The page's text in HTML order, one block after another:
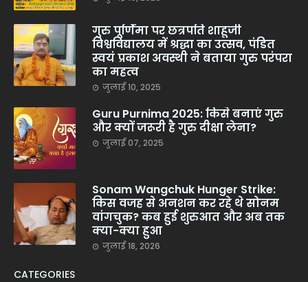
गुरु पूर्णिमा पर छत्रपति शाहूजी
विश्वविद्यालय में श्रद्धा का उत्सव, पंडित
स्वयं प्रकाश अवस्थी ने बताया गुरु परंपरा
का महत्व
जुलाई 10, 2025
Guru Purnima 2025: किसे बनाएं गुरु
और क्यों जरूरी है गुरु दीक्षा लेना?
जुलाई 07, 2025
Sonam Wangchuk Hunger Strike:
किस वजह से अनशन कर रहे थे सोनम
वांगचुक? कब हुई शुरुआत और अब तक
क्या-क्या हुआ
जुलाई 18, 2026
CATEGORIES